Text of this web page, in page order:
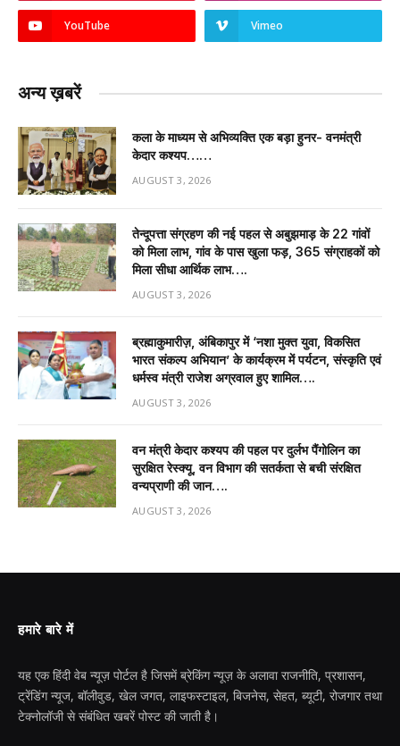
YouTube Vimeo
अन्य ख़बरें
कला के माध्यम से अभिव्यक्ति एक बड़ा हुनर- वनमंत्री
केदार कश्यप……
AUGUST 3, 2026
तेन्दूपत्ता संग्रहण की नई पहल से अबुझमाड़ के 22 गांवों
को मिला लाभ, गांव के पास खुला फड़, 365 संग्राहकों को
मिला सीधा आर्थिक लाभ….
AUGUST 3, 2026
ब्रह्माकुमारीज़, अंबिकापुर में ‘नशा मुक्त युवा, विकसित
भारत संकल्प अभियान’ के कार्यक्रम में पर्यटन, संस्कृति एवं
धर्मस्व मंत्री राजेश अग्रवाल हुए शामिल….
AUGUST 3, 2026
वन मंत्री केदार कश्यप की पहल पर दुर्लभ पैंगोलिन का
सुरक्षित रेस्क्यू, वन विभाग की सतर्कता से बची संरक्षित
वन्यप्राणी की जान….
AUGUST 3, 2026
हमारे बारे में
यह एक हिंदी वेब न्यूज़ पोर्टल है जिसमें ब्रेकिंग न्यूज़ के अलावा राजनीति, प्रशासन,
ट्रेंडिंग न्यूज, बॉलीवुड, खेल जगत, लाइफस्टाइल, बिजनेस, सेहत, ब्यूटी, रोजगार तथा
टेक्नोलॉजी से संबंधित खबरें पोस्ट की जाती है।